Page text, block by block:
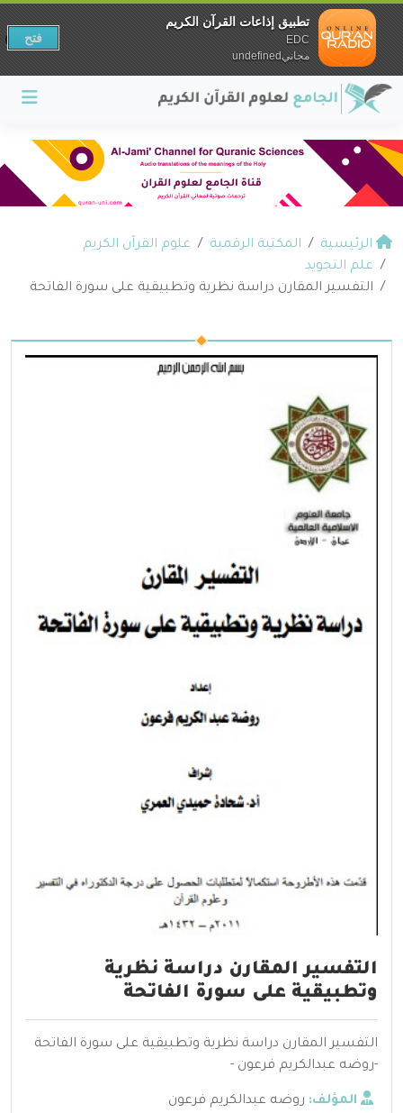
الرئيسية المكتبة الرقمية
علوم القرآن الكريم
علم التجويد
التفسير المقارن دراسة نظرية وتطبيقية على سورة الفاتحة
التفسير المقارن دراسة نظرية
وتطبيقية على سورة الفاتحة
التفسير المقارن دراسة نظرية وتطبيقية على سورة الفاتحة
-روضه عبدالكريم فرعون -
المؤلف: روضه عبدالكريم فرعون
تطبيق إذاعات القرآن الكريم
EDC
مجانيundefined
فتح